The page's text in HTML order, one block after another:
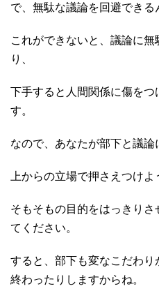
で、無駄な議論を回避できる
これができないと、議論に
り、
下手すると人間関係に傷をつ
す。
なので、あなたが部下と議論
上からの立場で押さえつけよ
そもそもの目的をはっきり
てください。
すると、部下も変なこだわり
終わったりしますからね。